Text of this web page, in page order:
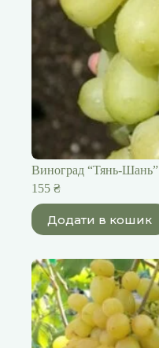
Виноград “Тянь-Шань”
155 ₴
Додати в кошик